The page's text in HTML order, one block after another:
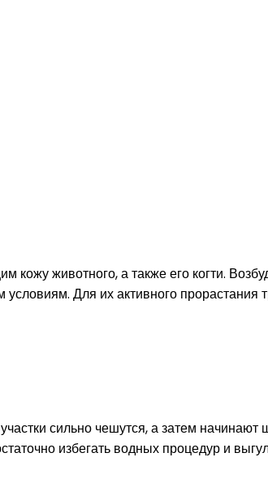
животного, а также его когти.
Для их активного прорастания
сильно чешутся, а затем начинают
избегать водных процедур и